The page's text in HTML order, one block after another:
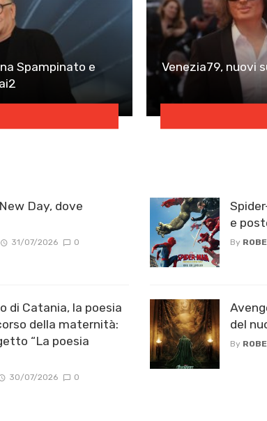
Spampinato e
Venezia79, nuovi
Day, dove
31/07/2026 0
di Catania, la poesia
della maternità:
“La poesia
30/07/2026 0
e
By
del
By